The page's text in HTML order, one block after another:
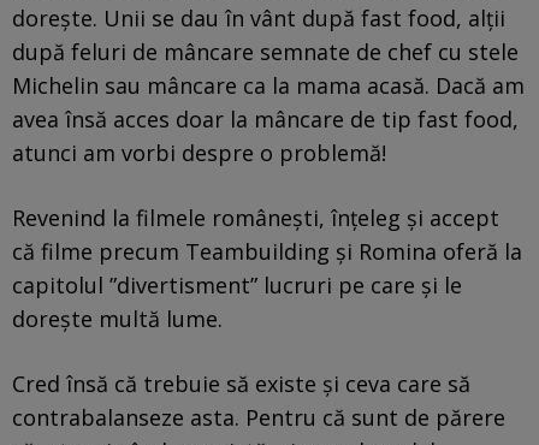
dorește. Unii se dau în vânt după fast food, alții
după feluri de mâncare semnate de chef cu stele
Michelin sau mâncare ca la mama acasă. Dacă am
avea însă acces doar la mâncare de tip fast food,
atunci am vorbi despre o problemă!
Revenind la filmele românești, înțeleg și accept
că filme precum Teambuilding și Romina oferă la
capitolul ”divertisment” lucruri pe care și le
dorește multă lume.
Cred însă că trebuie să existe și ceva care să
contrabalanseze asta. Pentru că sunt de părere